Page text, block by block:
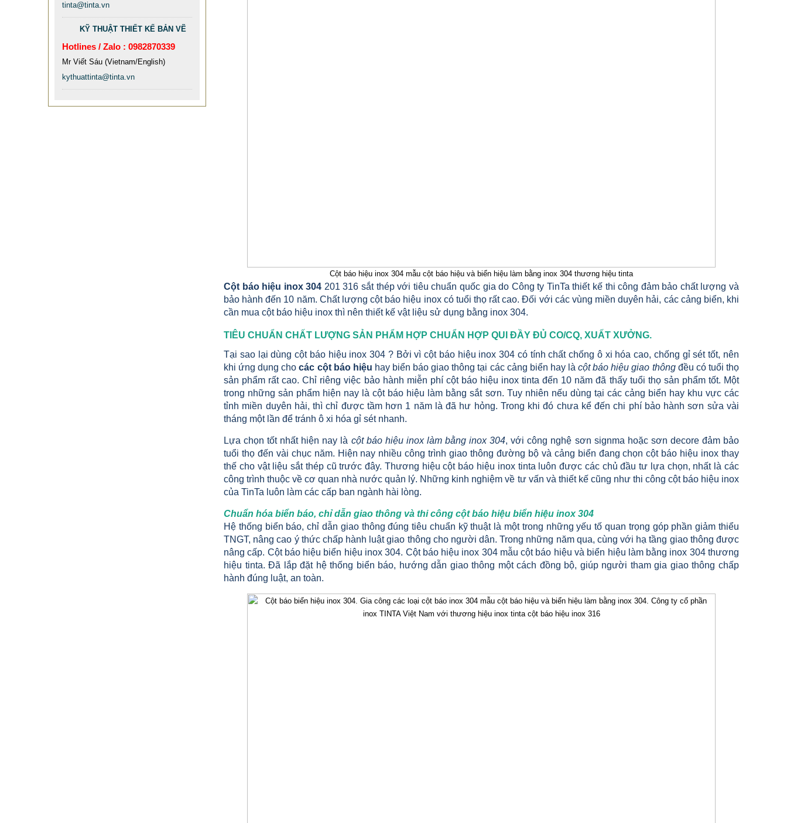
Cột báo hiệu inox 304 mẫu cột báo hiệu và biển hiệu làm bằng inox 304 thương hiệu tinta
Cột báo hiệu inox 304 201 316 sắt thép với tiêu chuẩn quốc gia do Công ty TinTa thiết kế thi công đảm bảo chất lượng và
bảo hành đến 10 năm. Chất lượng cột báo hiệu inox có tuổi thọ rất cao. Đối với các vùng miền duyên hải, các cảng biển, khi
cần mua cột báo hiệu inox thì nên thiết kế vật liệu sử dụng bằng inox 304.
TIÊU CHUẨN CHẤT LƯỢNG SẢN PHẨM HỢP CHUẨN HỢP QUI ĐẦY ĐỦ CO/CQ, XUẤT XƯỞNG.
Tại sao lại dùng cột báo hiệu inox 304 ? Bởi vì cột báo hiệu inox 304 có tính chất chống ô xi hóa cao, chống gỉ sét tốt, nên
khi ứng dụng chocác cột báo hiệu hay biển báo giao thông tại các cảng biển hay làcột báo hiệu giao thôngđều có tuổi thọ
sản phẩm rất cao. Chỉ riêng việc bảo hành miễn phí cột báo hiệu inox tinta đến 10 năm đã thấy tuổi thọ sản phẩm tốt. Một
trong những sản phẩm hiện nay là cột báo hiệu làm bằng sắt sơn. Tuy nhiên nếu dùng tại các cảng biển hay khu vực các
tỉnh miền duyên hải, thì chỉ được tầm hơn 1 năm là đã hư hỏng. Trong khi đó chưa kể đến chi phí bảo hành sơn sửa vài
tháng một lần để tránh ô xi hóa gỉ sét nhanh.
Lựa chọn tốt nhất hiện nay là cột báo hiệu inox làm bằng inox 304, với công nghệ sơn signma hoặc sơn decore đảm bảo
tuổi thọ đến vài chục năm. Hiện nay nhiều công trình giao thông đường bộ và cảng biển đang chọn cột báo hiệu inox thay
thế cho vật liệu sắt thép cũ trước đây. Thương hiệu cột báo hiệu inox tinta luôn được các chủ đầu tư lựa chọn, nhất là các
công trình thuộc về cơ quan nhà nước quản lý. Những kinh nghiệm về tư vấn và thiết kế cũng như thi công cột báo hiệu inox
của TinTa luôn làm các cấp ban ngành hài lòng.
Chuẩn hóa biển báo, chỉ dẫn giao thông và thi công cột báo hiệu biển hiệu inox 304
Hệ thống biển báo, chỉ dẫn giao thông đúng tiêu chuẩn kỹ thuật là một trong những yếu tố quan trọng góp phần giảm thiểu
TNGT, nâng cao ý thức chấp hành luật giao thông cho người dân. Trong những năm qua, cùng với hạ tầng giao thông được
nâng cấp. Cột báo hiệu biển hiệu inox 304. Cột báo hiệu inox 304 mẫu cột báo hiệu và biển hiệu làm bằng inox 304 thương
hiệu tinta. Đã lắp đặt hệ thống biển báo, hướng dẫn giao thông một cách đồng bộ, giúp người tham gia giao thông chấp
hành đúng luật, an toàn.
XE ĐẨY HÀNH LÝ SÂN BAY TẠI
TPHCM THƯƠNG HIỆU TINTA
9.577.900 VNĐ
tinta@tinta.vn
KỸ THUẬT THIẾT KẾ BẢN VẼ
Hotlines / Zalo : 0982870339
Mr Viết Sáu (Vietnam/English)
kythuattinta@tinta.vn